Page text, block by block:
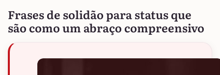
Frases de solidão para status que
são como um abraço compreensivo